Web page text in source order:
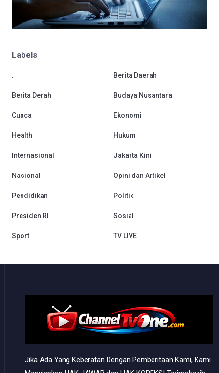
Labels
. Berita Daerah
Berita Derah Budaya Nusantara
Cuaca Ekonomi
Health Hukum
Internasional Jakarta Kini
Nasional Opini dan Artikel
Pendidikan Politik
Presiden RI Sosial
Sport TV LIVE
Jika Ada Yang Keberatan Dengan Pemberitaan Kami, Kami